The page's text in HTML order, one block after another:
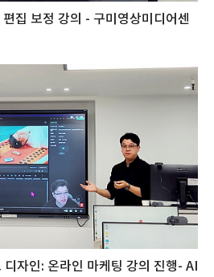
집 보정 강의 - 구미영상미디어센
자인: 온라인 마케팅 강의 진행- AI